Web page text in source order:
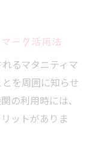
ーク活用法
るマタニティマ
を周囲に知らせ
の利用時には、
ットがありま